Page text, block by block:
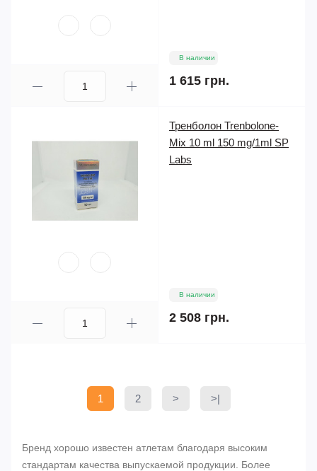
В наличии
1 615 грн.
Тренболон Trenbolone-
Mix 10 ml 150 mg/1ml SP
Labs
В наличии
2 508 грн.
1 2 > >|
Бренд хорошо известен атлетам благодаря высоким
стандартам качества выпускаемой продукции. Более